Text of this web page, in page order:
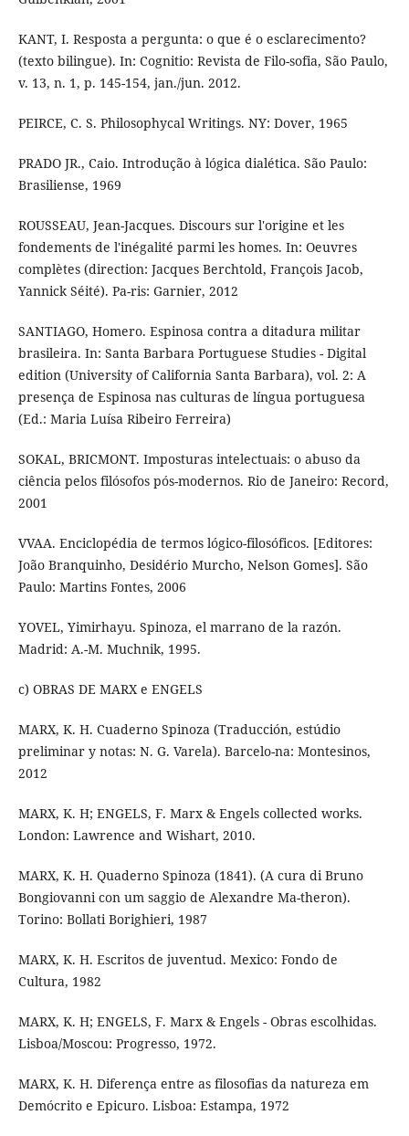
KANT, I. Resposta a pergunta: o que é o esclarecimento?
(texto bilingue). In: Cognitio: Revista de Filo-sofia, São Paulo,
v. 13, n. 1, p. 145-154, jan./jun. 2012.
PEIRCE, C. S. Philosophycal Writings. NY: Dover, 1965
PRADO JR., Caio. Introdução à lógica dialética. São Paulo:
Brasiliense, 1969
ROUSSEAU, Jean-Jacques. Discours sur l'origine et les
fondements de l'inégalité parmi les homes. In: Oeuvres
complètes (direction: Jacques Berchtold, François Jacob,
Yannick Séité). Pa-ris: Garnier, 2012
SANTIAGO, Homero. Espinosa contra a ditadura militar
brasileira. In: Santa Barbara Portuguese Studies - Digital
edition (University of California Santa Barbara), vol. 2: A
presença de Espinosa nas culturas de língua portuguesa
(Ed.: Maria Luísa Ribeiro Ferreira)
SOKAL, BRICMONT. Imposturas intelectuais: o abuso da
ciência pelos filósofos pós-modernos. Rio de Janeiro: Record,
2001
VVAA. Enciclopédia de termos lógico-filosóficos. [Editores:
João Branquinho, Desidério Murcho, Nelson Gomes]. São
Paulo: Martins Fontes, 2006
YOVEL, Yimirhayu. Spinoza, el marrano de la razón.
Madrid: A.-M. Muchnik, 1995.
c) OBRAS DE MARX e ENGELS
MARX, K. H. Cuaderno Spinoza (Traducción, estúdio
preliminar y notas: N. G. Varela). Barcelo-na: Montesinos,
2012
MARX, K. H; ENGELS, F. Marx & Engels collected works.
London: Lawrence and Wishart, 2010.
MARX, K. H. Quaderno Spinoza (1841). (A cura di Bruno
Bongiovanni con um saggio de Alexandre Ma-theron).
Torino: Bollati Borighieri, 1987
MARX, K. H. Escritos de juventud. Mexico: Fondo de
Cultura, 1982
MARX, K. H; ENGELS, F. Marx & Engels - Obras escolhidas.
Lisboa/Moscou: Progresso, 1972.
MARX, K. H. Diferença entre as filosofias da natureza em
Demócrito e Epicuro. Lisboa: Estampa, 1972